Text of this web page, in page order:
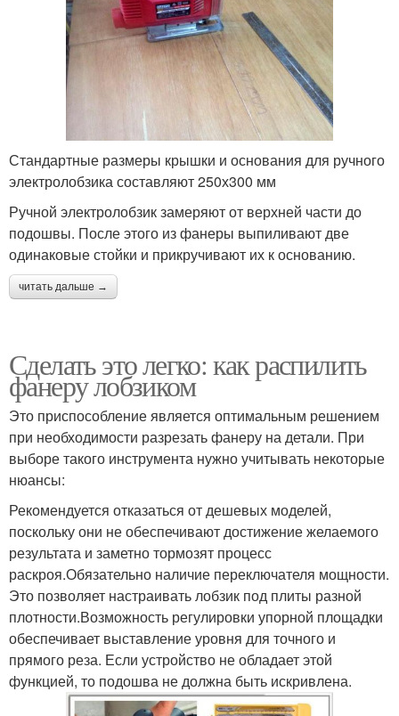
Стандартные размеры крышки и основания для ручного
электролобзика составляют 250х300 мм
Ручной электролобзик замеряют от верхней части до
подошвы. После этого из фанеры выпиливают две
одинаковые стойки и прикручивают их к основанию.
читать дальше →
Сделать это легко: как распилить
фанеру лобзиком
Это приспособление является оптимальным решением
при необходимости разрезать фанеру на детали. При
выборе такого инструмента нужно учитывать некоторые
нюансы:
Рекомендуется отказаться от дешевых моделей,
поскольку они не обеспечивают достижение желаемого
результата и заметно тормозят процесс
раскроя.Обязательно наличие переключателя мощности.
Это позволяет настраивать лобзик под плиты разной
плотности.Возможность регулировки упорной площадки
обеспечивает выставление уровня для точного и
прямого реза. Если устройство не обладает этой
функцией, то подошва не должна быть искривлена.